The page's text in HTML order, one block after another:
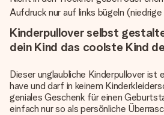
Aufdruck nur auf links bügeln
Kinderpullover selbst
dein Kind das coolste Kind
Dieser unglaubliche Kinderpullover
have und darf in keinem
geniales Geschenk für einen
einfach nur so als persönliche